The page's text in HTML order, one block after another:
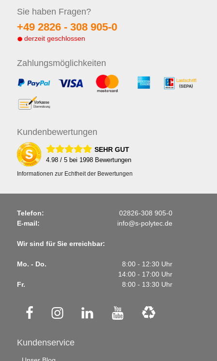
Sie haben Fragen?
+49 2826 - 308 905-0
derzeit geschlossen
Zahlungsmöglichkeiten
Kundenbewertungen
SEHR GUT
4.98 / 5 bei 1998 Bewertungen
Informationen zur Echtheit der Bewertungen
Telefon:
02826-308 905-0
E-mail:
info@s-polytec.de
Wir sind für Sie erreichbar:
Mo. - Do.
8:00 - 12:30 Uhr
14:00 - 17:00 Uhr
Fr.
8:00 - 13:30 Uhr
Kundenservice